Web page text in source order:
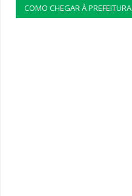
COMO CHEGAR À PREFEITURA